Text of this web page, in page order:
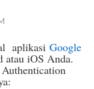
aplikasi Google
atau iOS Anda.